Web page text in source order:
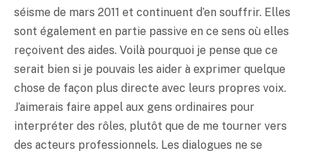
séisme de mars 2011 et continuent d’en souffrir. Elles
sont également en partie passive en ce sens où elles
reçoivent des aides. Voilà pourquoi je pense que ce
serait bien si je pouvais les aider à exprimer quelque
chose de façon plus directe avec leurs propres voix.
J’aimerais faire appel aux gens ordinaires pour
interpréter des rôles, plutôt que de me tourner vers
des acteurs professionnels. Les dialogues ne se